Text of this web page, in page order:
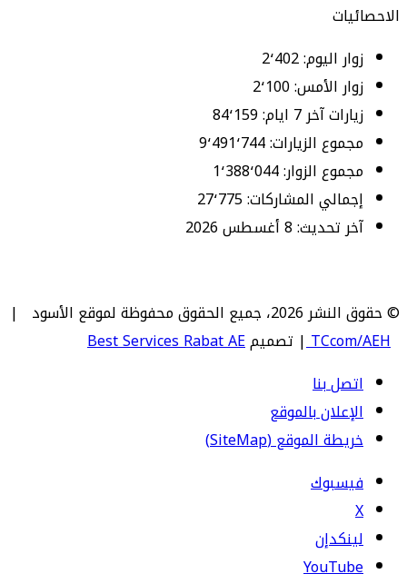
الاحصائيات
زوار اليوم:2٬402
زوار الأمس:2٬100
زيارات آخر 7 ايام:
84٬159
مجموع الزيارات:9٬491٬744
مجموع الزوار:1٬388٬044
إجمالي المشاركات:27٬775
آخر تحديث:8 أغسطس 2026
© حقوق النشر 2026، جميع الحقوق محفوظة لموقع الأسود |
TCcom/AEH | تصميمBest Services Rabat AE
اتصل بنا
الإعلان بالموقع
خريطة الموقع (SiteMap)
فيسبوك
‫X
لينكدإن
‫YouTube